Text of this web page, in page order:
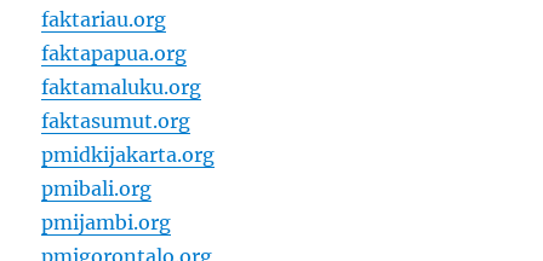
faktariau.org
faktapapua.org
faktamaluku.org
faktasumut.org
pmidkijakarta.org
pmibali.org
pmijambi.org